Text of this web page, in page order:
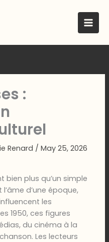
:
Renard /May 25, 2026
bien plus qu’un simple
d’une époque,
les
1950, ces figures
du cinéma à la
Les lecteurs